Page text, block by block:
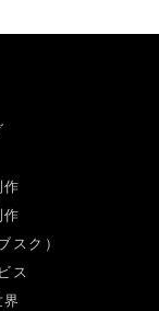
作
作
スク）
ス